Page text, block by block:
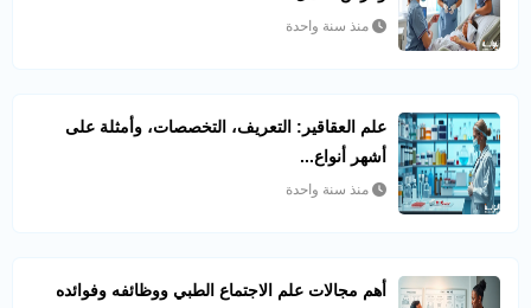
منذ سنة واحدة
علم العقاقير: التعريف، التخصصات، وأمثلة على
أشهر أنواع...
منذ سنة واحدة
أهم مجالات علم الاجتماع الطبي ووظائفه وفوائده